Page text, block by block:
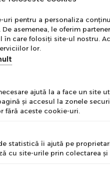
Alb
design revizuit cu
tactil completeaza
uri pentru a personaliza
De asemenea, le oferim
în care folosiți site-ul nostru.
lor.
ajută la a face un site
şi accesul la zonele
fără aceste cookie-uri.
statistică îi ajută pe
cu site-urile prin colectarea
Abonare
Abonează-te la
pentru a primi cele mai noi